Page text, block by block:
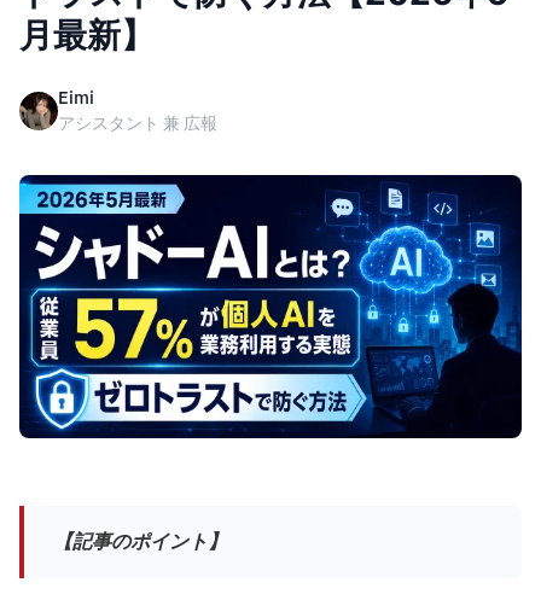
月最新】
Eimi
アシスタント 兼 広報
【記事のポイント】